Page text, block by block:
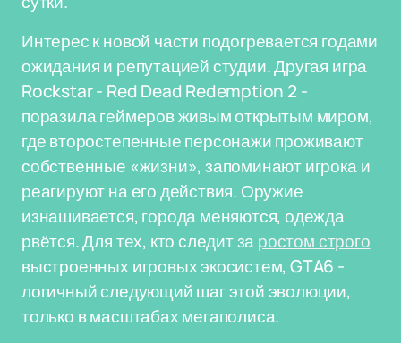
Интерес к новой части подогревается годами
ожидания и репутацией студии. Другая игра
Rockstar - Red Dead Redemption 2 -
поразила геймеров живым открытым миром,
где второстепенные персонажи проживают
собственные «жизни», запоминают игрока и
реагируют на его действия. Оружие
изнашивается, города меняются, одежда
рвётся. Для тех, кто следит заростом строго
выстроенных игровых экосистем, GTA6 -
логичный следующий шаг этой эволюции,
только в масштабах мегаполиса.